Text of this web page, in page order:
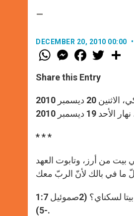
–
DECEMBER 20, 2010 00:00
W
h
t
s
p
p
M
e
s
e
g
e
r
F
a
e
b
o
k
w
r
Share this Entry
* * *
بيت من أرز، وتابوت العهد
ولكنّ الربّ قال لناتان في تلك الليلة: “اذهب وقل لعبدي داود: هذا ما يقول الربّ: “أأنت تبني لي بيتا لسكناي؟ (2صموئيل 1:7
-5).